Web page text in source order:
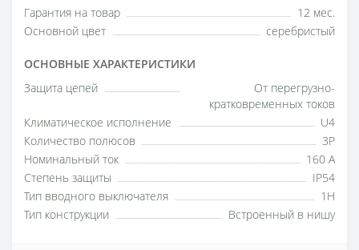
Гарантия на товар
12 мес.
Основной цвет
серебристый
ОСНОВНЫЕ ХАРАКТЕРИСТИКИ
Защита цепей
От перегрузно-
кратковременных токов
Климатическое исполнение
U4
Количество полюсов
3P
Номинальный ток
160 А
Степень защиты
IP54
Тип вводного выключателя
1H
Тип конструкции
Встроенный в нишу